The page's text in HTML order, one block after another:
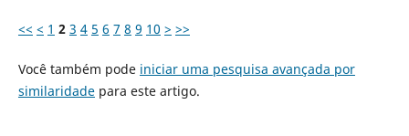
<< < 1 2 3 4 5 6 7 8 9 10 > >>
Você também pode iniciar uma pesquisa avançada por
similaridadepara este artigo.